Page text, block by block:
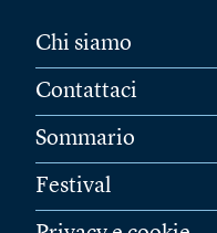
Chi siamo
Contattaci
Sommario
Festival